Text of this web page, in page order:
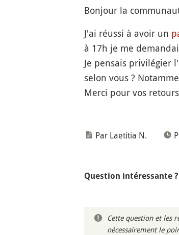
Bonjour la
J'ai réussi à avoir un
à 17h je me
Je pensais privilégier
selon vous ?
Merci pour vos
Par Laetitia N.
Question intéressante ?
Cette question et les
nécessairement le